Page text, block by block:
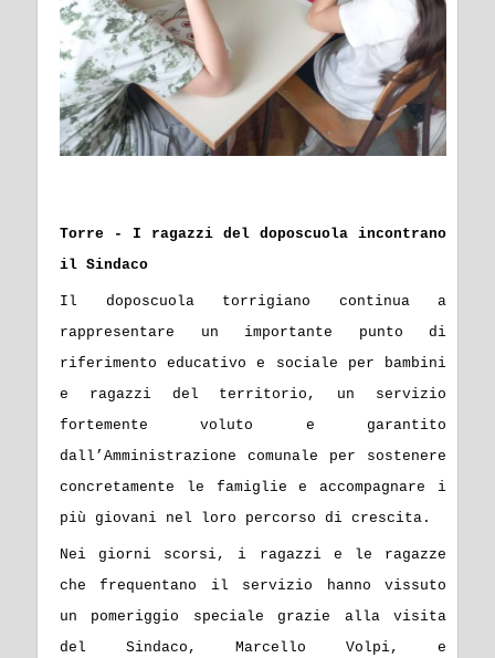
Torre - I ragazzi del doposcuola incontrano
il Sindaco
Il doposcuola torrigiano continua a
rappresentare un importante punto di
riferimento educativo e sociale per bambini
e ragazzi del territorio, un servizio
fortemente voluto e garantito
dall’Amministrazione comunale per sostenere
concretamente le famiglie e accompagnare i
più giovani nel loro percorso di crescita.
Nei giorni scorsi, i ragazzi e le ragazze
che frequentano il servizio hanno vissuto
un pomeriggio speciale grazie alla visita
del Sindaco, Marcello Volpi, e